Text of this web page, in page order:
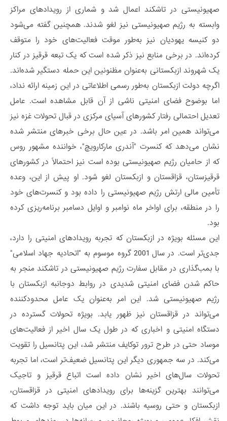
صهیونیستی در تاشکند اعمال شد و شماری از رویدادهای مراکز
وابسته به رژیم صهیونیستی نیز لغو شدند. همچنین گفته می‌شود
دو کنیسه یهودیان نیز به‌طور موقت فعالیت‌های خود را متوقف
کرده‌اند. در برخی منابع نیز ذکر شده است که یک تبعه قرقیز در کنار
یک شهروند ازبکستانی به‌عنوان مظنونین این حمله دستگیر شده‌اند.
اگرچه دولت ازبکستان به‌طور رسمی اطلاعاتی در این زمینه ارائه نداد،
اما بوضوح فضای امنیتی ناشی از آن قابل مشاهده است. عامل
تعدیل احتمالی رفتار کشورهای آسیای مرکزی در قبال تحولات غزه نیز
می‌تواند همین امر باشد. در عین حال برخی خبرهای منتشر شده
نشان می‌دهد که کنسرت "آندری مارکارویچ"، خواننده مشهور روس
که از حامیان رژیم صهیونیستی بوده است نیز احتمالاً در کشورهای
قرقیزستان، قزاقستان و ازبکستان لغو شود. او پیش از این، وعده
تأمین مالی ارتش رژیم صهیونیستی را داده بود و کنسرت‌های خود
را در منطقه، برای اواخر ماه نوامبر و اوایل دسامبر برنامه‌ریزی کرده
بود.
این مسئله بویژه در ازبکستان که تجربه رویدادهای امنیتی را دارد،
جدی‌تر است. در سال 2001 گروه موسوم به "اتحادیه جهاد اسلامی"
با بمب‌گذاری در مقابل سفارت رژیم صهیونیستی در تاشکند منجر به
حاکم شدن فضای امنیتی شدیدی در روابط دوجانبه ازبکستان با
رژیم صهیونیستی شد. این امر به‌عنوان یک عامل محدودکننده
می‌تواند در قزاقستان نیز ظهور یابد. بویژه تحولات گسترده در
دستگاه امنیتی و اخباری که در طول یک سال اخیر از فعالیت‌های
موساد حتی در طرح ترور توکایف منتشر شد، این پتانسیل را تقویت
می‌کند. در سه جمهوری دیگر این پتانسیل ضعیف‌تر است، اما تجربه
تحولات سال‌های اخیر نشان داده است اتباع قرقیز و تاجیک
می‌توانند بهترین گزینه‌ها برای رویدادهای امنیتی در قزاقستان،
ازبکستان و حتی روسیه باشند. در این میان باید توجه داشت که